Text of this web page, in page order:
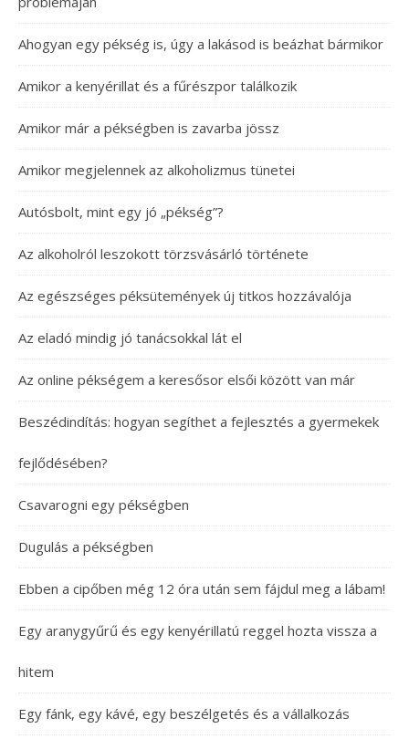
Ahogyan egy pékség is, úgy a lakásod is beázhat bármikor
Amikor a kenyérillat és a fűrészpor találkozik
Amikor már a pékségben is zavarba jössz
Amikor megjelennek az alkoholizmus tünetei
Autósbolt, mint egy jó „pékség”?
Az alkoholról leszokott törzsvásárló története
Az egészséges péksütemények új titkos hozzávalója
Az eladó mindig jó tanácsokkal lát el
Az online pékségem a keresősor elsői között van már
Beszédindítás: hogyan segíthet a fejlesztés a gyermekek
fejlődésében?
Csavarogni egy pékségben
Dugulás a pékségben
Ebben a cipőben még 12 óra után sem fájdul meg a lábam!
Egy aranygyűrű és egy kenyérillatú reggel hozta vissza a
hitem
Egy fánk, egy kávé, egy beszélgetés és a vállalkozás